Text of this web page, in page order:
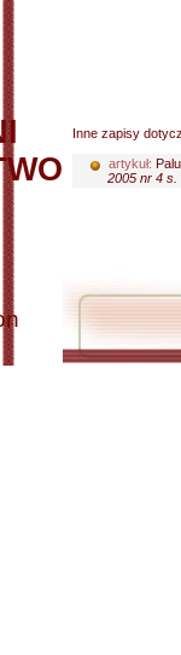
Inne zapisy
artykuł:
2005 nr 4 s.